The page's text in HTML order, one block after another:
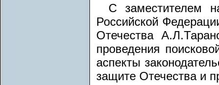
С заместителем
Российской
Отечества
проведения
аспекты
защите Отечества и